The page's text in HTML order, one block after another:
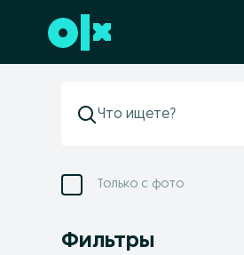
Перейти к нижнему колонтитулу
Только с фото
Фильтры